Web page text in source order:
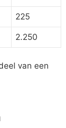
225
2.250
van een